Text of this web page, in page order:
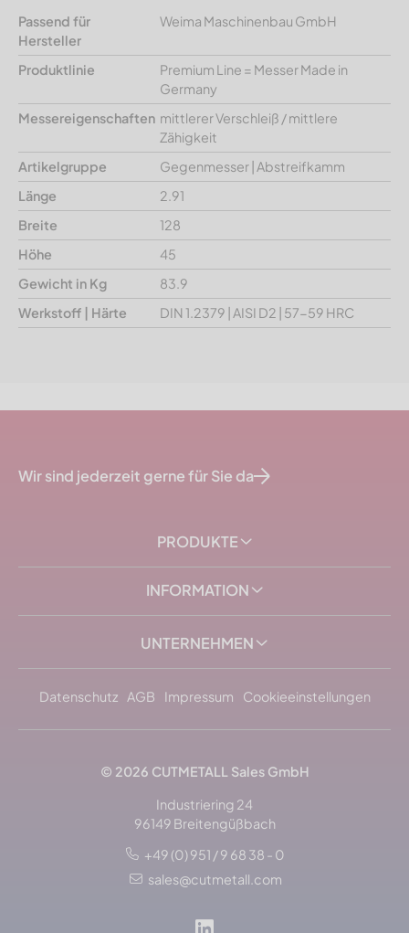
Passend für
Hersteller
Weima Maschinenbau GmbH
Produktlinie
Premium Line = Messer Made in
Germany
Messereigenschaften mittlerer Verschleiß / mittlere
Zähigkeit
Artikelgruppe
Gegenmesser | Abstreifkamm
Länge
2.91
Breite
128
Höhe
45
Gewicht in Kg
83.9
Werkstoff | Härte
DIN 1.2379 | AISI D2 | 57-59 HRC
Wir sind jederzeit gerne für Sie da
PRODUKTE
INFORMATION
UNTERNEHMEN
Datenschutz AGB Impressum Cookieeinstellungen
© 2026 CUTMETALL Sales GmbH
Industriering 24
96149 Breitengüßbach
+49 (0) 951 / 9 68 38 - 0
sales@cutmetall.com